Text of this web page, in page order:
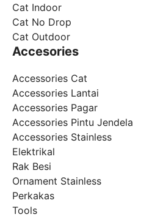
Cat Indoor
Cat No Drop
Cat Outdoor
Accesories
Accessories Cat
Accessories Lantai
Accessories Pagar
Accessories Pintu Jendela
Accessories Stainless
Elektrikal
Rak Besi
Ornament Stainless
Perkakas
Tools